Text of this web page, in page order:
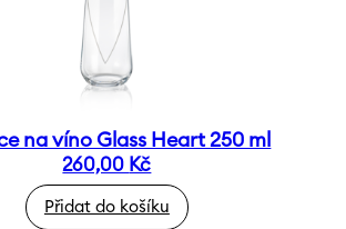
na víno Glass Heart 250 ml
260,00 Kč
Přidat do košíku